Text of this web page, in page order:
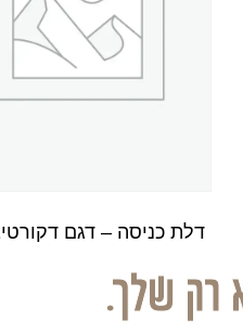
דלת כניסה – דגם
רק שלך.